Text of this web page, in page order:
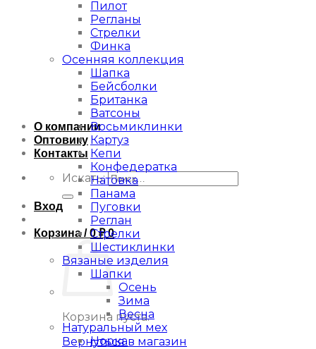
О компании
Оптовику
Контакты
Искать:
Вход
Корзина /0₽ 0
Корзина пуста.
Вернуться в магазин
Пилот
Регланы
Стрелки
Финка
Осенняя коллекция
Шапка
Бейсболки
Британка
Ватсоны
Восьмиклинки
Картуз
Кепи
Конфедератка
Натовка
Панама
Пуговки
Реглан
Стрелки
Шестиклинки
Вязаные изделия
Шапки
Осень
Зима
Весна
Натуральный мех
Норка